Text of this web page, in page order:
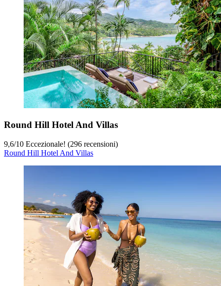
Round Hill Hotel And Villas
9,6/10 Eccezionale! (296 recensioni)
Round Hill Hotel And Villas